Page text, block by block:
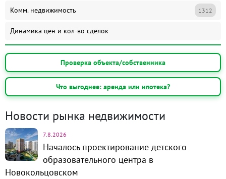
Комм. недвижимость 1312
Динамика цен и кол-во сделок
Проверка объекта/собственника
Что выгоднее: аренда или ипотека?
Новости рынка недвижимости
7.8.2026
Началось проектирование детского
образовательного центра в
Новокольцовском